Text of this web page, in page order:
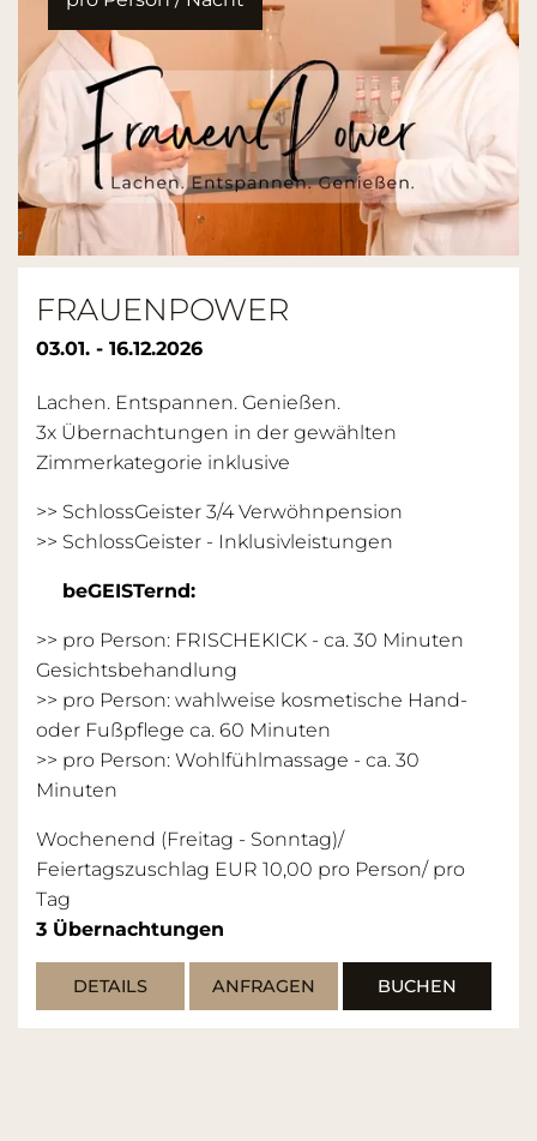
FRAUENPOWER
03.01. - 16.12.2026
Lachen. Entspannen. Genießen.
3x Übernachtungen in der gewählten
Zimmerkategorie inklusive
>> SchlossGeister 3/4 Verwöhnpension
>> SchlossGeister - Inklusivleistungen
beGEISTernd:
>> pro Person: FRISCHEKICK - ca. 30 Minuten
Gesichtsbehandlung
>> pro Person: wahlweise kosmetische Hand-
oder Fußpflege ca. 60 Minuten
>> pro Person: Wohlfühlmassage - ca. 30
Minuten
Wochenend (Freitag - Sonntag)/
Feiertagszuschlag EUR 10,00 pro Person/ pro
Tag
3 Übernachtungen
DETAILS ANFRAGEN BUCHEN